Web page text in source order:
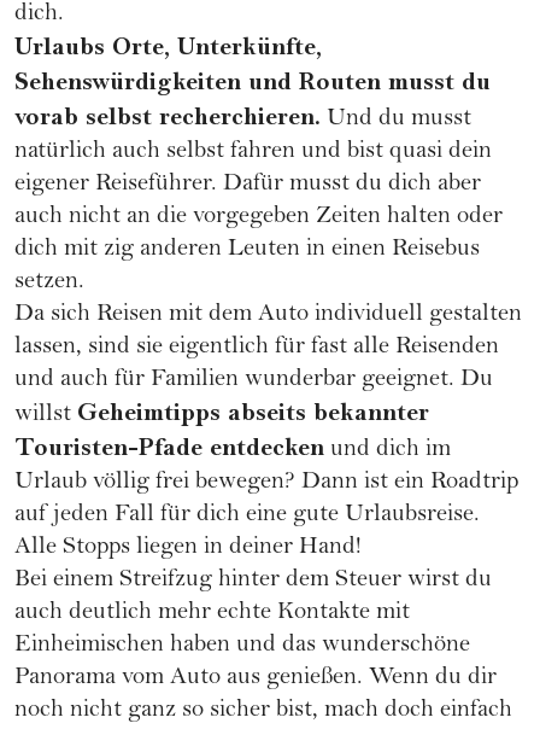
dich.
Urlaubs Orte, Unterkünfte,
Sehenswürdigkeiten und Routen musst du
vorab selbst recherchieren. Und du musst
natürlich auch selbst fahren und bist quasi dein
eigener Reiseführer. Dafür musst du dich aber
auch nicht an die vorgegeben Zeiten halten oder
dich mit zig anderen Leuten in einen Reisebus
setzen.
Da sich Reisen mit dem Auto individuell gestalten
lassen, sind sie eigentlich für fast alle Reisenden
und auch für Familien wunderbar geeignet. Du
willst Geheimtipps abseits bekannter
Touristen-Pfade entdecken und dich im
Urlaub völlig frei bewegen? Dann ist ein Roadtrip
auf jeden Fall für dich eine gute Urlaubsreise.
Alle Stopps liegen in deiner Hand!
Bei einem Streifzug hinter dem Steuer wirst du
auch deutlich mehr echte Kontakte mit
Einheimischen haben und das wunderschöne
Panorama vom Auto aus genießen. Wenn du dir
noch nicht ganz so sicher bist, mach doch einfach